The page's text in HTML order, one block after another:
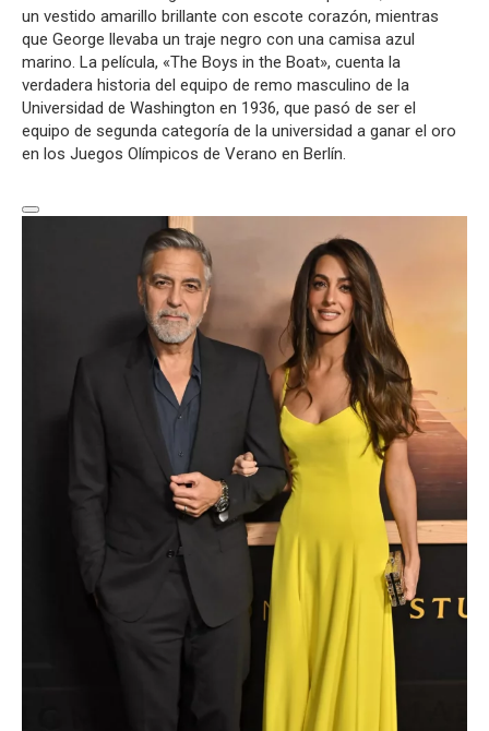
un vestido amarillo brillante con escote corazón, mientras
que George llevaba un traje negro con una camisa azul
marino. La película, «The Boys in the Boat», cuenta la
verdadera historia del equipo de remo masculino de la
Universidad de Washington en 1936, que pasó de ser el
equipo de segunda categoría de la universidad a ganar el oro
en los Juegos Olímpicos de Verano en Berlín.